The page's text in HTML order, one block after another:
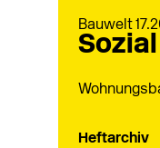
Bauwelt
Heftarchiv